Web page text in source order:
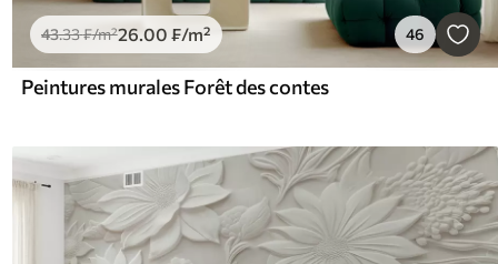
43.33₣/m²26 .00 ₣/m² 46
Peintures murales Forêt des contes